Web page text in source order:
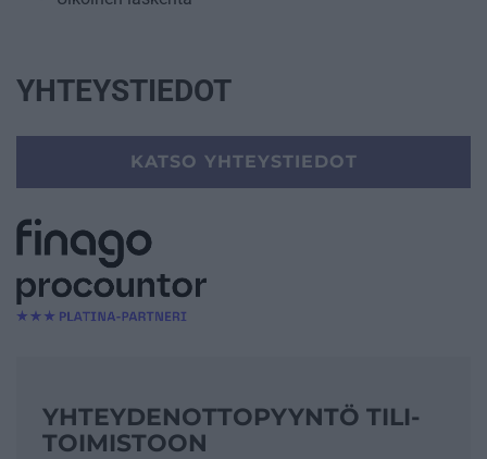
YHTEYSTIEDOT
KATSO YHTEYSTIEDOT
YHTEYDENOTTO­PYYNTÖ TILI­
TOIMISTOON